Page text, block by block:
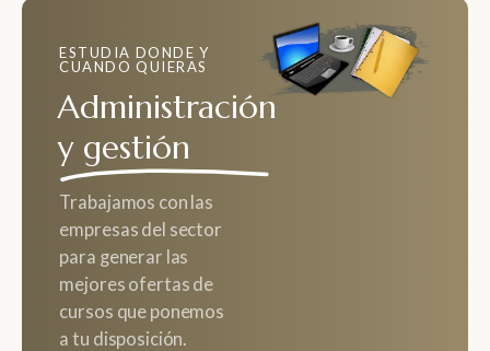
ESTUDIA DONDE Y
CUANDO QUIERAS
Administración
y gestión
Trabajamos con las
empresas del sector
para generar las
mejores ofertas de
cursos que ponemos
a tu disposición.